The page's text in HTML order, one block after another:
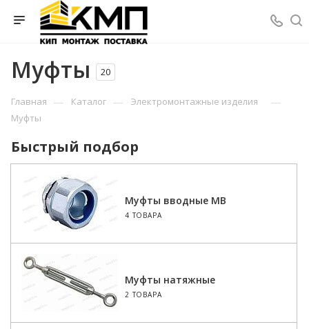
Муфты 20
Главная — Каталог — Электромонтажные изделия —
Муфты
Быстрый подбор
Муфты вводные МВ
4 ТОВАРА
Муфты натяжные
2 ТОВАРА